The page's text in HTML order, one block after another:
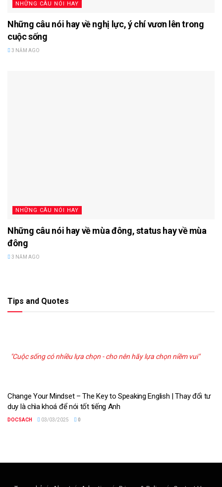
NHỮNG CÂU NÓI HAY
Những câu nói hay về nghị lực, ý chí vươn lên trong
cuộc sống
3 NĂM AGO
NHỮNG CÂU NÓI HAY
Những câu nói hay về mùa đông, status hay về mùa
đông
3 NĂM AGO
Tips and Quotes
"Cuộc sống có nhiều lựa chọn - cho nên hãy lựa chọn niềm vui"
Change Your Mindset – The Key to Speaking English | Thay đổi tư
duy là chìa khoá để nói tốt tiếng Anh
DOCSACH 03/03/2025 0